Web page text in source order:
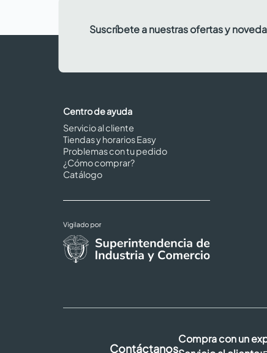
Suscríbete a nuestras ofertas y
Centro de ayuda
Servicio al cliente
Tiendas y horarios Easy
Problemas con tu pedido
¿Cómo comprar?
Catálogo
Contáctanos
Compra con un